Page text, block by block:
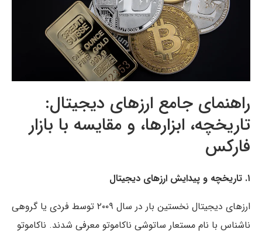
راهنمای جامع ارزهای دیجیتال:
تاریخچه، ابزارها، و مقایسه با بازار
فارکس
ارزهای دیجیتال نخستین بار در سال ۲۰۰۹ توسط فردی یا گروهی
ناشناس با نام مستعار ساتوشی ناکاموتو معرفی شدند. ناکاموتو